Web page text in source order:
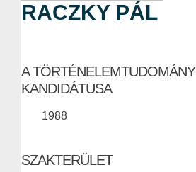
RACZKY PÁL
A TÖRTÉNELEMTUDOMÁNY
KANDIDÁTUSA
1988
SZAKTERÜLET